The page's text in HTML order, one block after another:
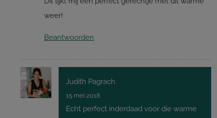
weer!
Beantwoorden
Judith Pagrach
15 mei 2018
Echt perfect inderdaad voor die warme